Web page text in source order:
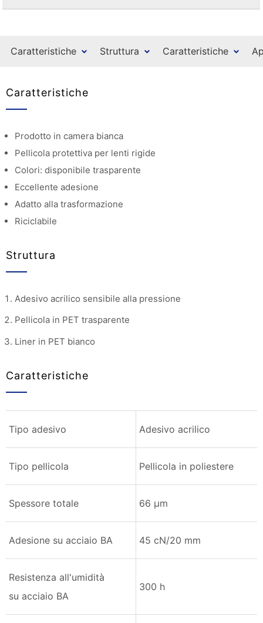
Caratteristiche Struttura Caratteristiche
Caratteristiche
Prodotto in camera bianca
Pellicola protettiva per lenti rigide
Colori: disponibile trasparente
Eccellente adesione
Adatto alla trasformazione
Riciclabile
Struttura
Adesivo acrilico sensibile alla pressione
Pellicola in PET trasparente
Liner in PET bianco
Caratteristiche
Tipo adesivo Adesivo acrilico
Tipo pellicola Pellicola in poliestere
Spessore totale 66 µm
Adesione su acciaio BA 45 cN/20 mm
Resistenza all'umidità
su acciaio BA
300 h